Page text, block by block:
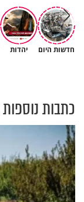
חדשות היום יהדות
מדוע האמונה
כתבות נוספות